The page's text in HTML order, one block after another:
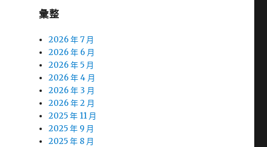
彙整
2026 年 7 月
2026 年 6 月
2026 年 5 月
2026 年 4 月
2026 年 3 月
2026 年 2 月
2025 年 11 月
2025 年 9 月
2025 年 8 月